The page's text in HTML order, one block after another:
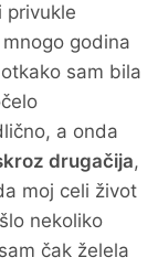
privukle
godina
sam bila
a onda
drugačija,
moj celi život
nekoliko
čak želela